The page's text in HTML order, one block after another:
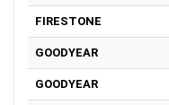
FIRESTONE
GOODYEAR
GOODYEAR